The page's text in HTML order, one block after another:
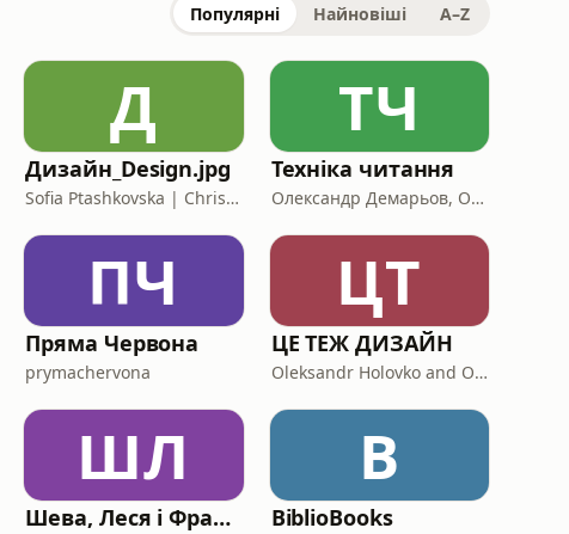
Популярні Найновіші A–Z
Д
Дизайн_Design.jpg
Sofia Ptashkovska | Christina Kuk
ТЧ
Техніка читання
Олександр Демарьов, Ольга Гнатко
ПЧ
Пряма Червона
prymachervona
ЦТ
ЦЕ ТЕЖ ДИЗАЙН
Oleksandr Holovko and Olha Salo
ШЛ
Шева, Леся і Франко
B
BiblioBooks